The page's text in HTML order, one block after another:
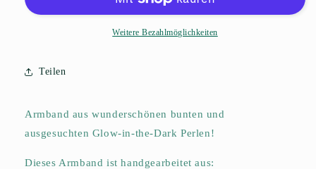
Dark
Neon
Dark
Perlen-
Weitere Bezahlmöglichkeiten
Teilen
Armband aus wunderschönen bunten und
ausgesuchten Glow-in-the-Dark Perlen!
Dieses Armband ist handgearbeitet aus: